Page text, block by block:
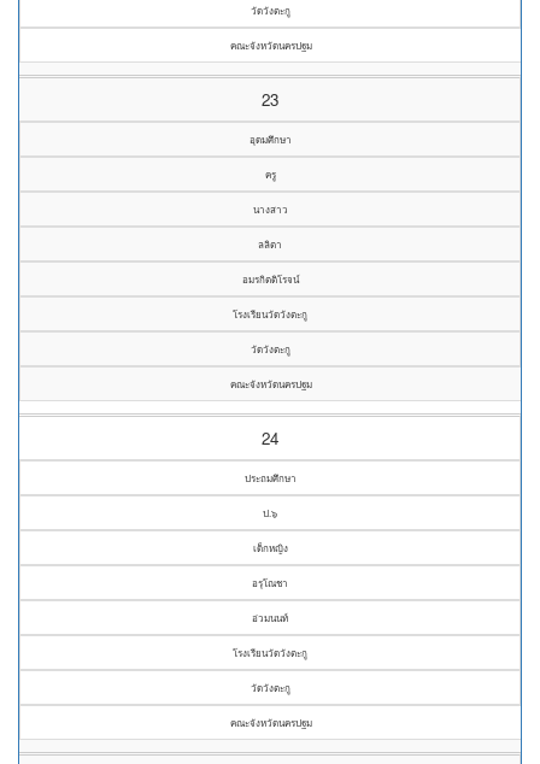
วัดวังตะกู
คณะจังหวัดนครปฐม
23
อุดมศึกษา
ครู
นางสาว
ลลิตา
อมรกิตติโรจน์
โรงเรียนวัดวังตะกู
วัดวังตะกู
คณะจังหวัดนครปฐม
24
ประถมศึกษา
ป.๖
เด็กหญิง
อรุโณชา
อ่วมนนท์
โรงเรียนวัดวังตะกู
วัดวังตะกู
คณะจังหวัดนครปฐม